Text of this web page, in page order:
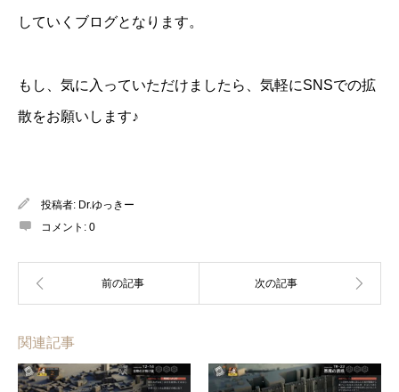
していくブログとなります。
もし、気に入っていただけましたら、気軽にSNSでの拡
散をお願いします♪
投稿者: Dr.ゆっきー
コメント: 0
関連記事